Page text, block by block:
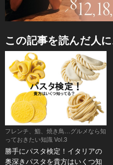
この記事を読んだ人
フレンチ、鮨、焼き鳥…グルメなら知
っておきたい知識 Vol.3
勝手にパスタ検定！イタリアの
奥深きパスタを貴方はいくつ知